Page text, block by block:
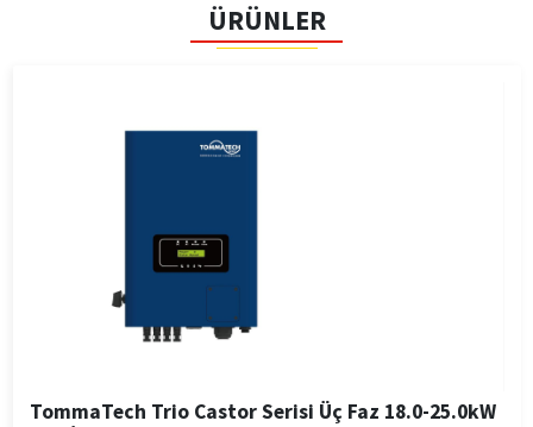
ÜRÜNLER
TommaTech Trio Castor Serisi Üç Faz 18.0-25.0kW